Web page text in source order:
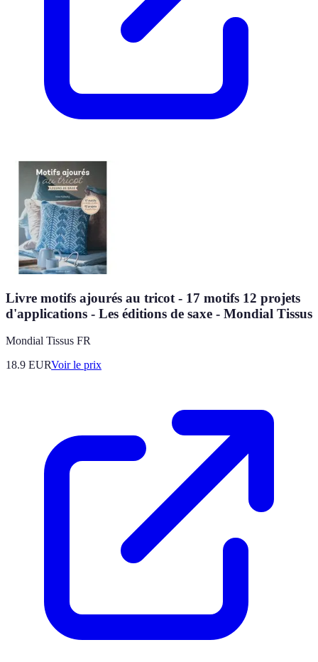
Livre motifs ajourés au tricot - 17 motifs 12 projets
d'applications - Les éditions de saxe - Mondial Tissus
Mondial Tissus FR
18.9 EURVoir le prix